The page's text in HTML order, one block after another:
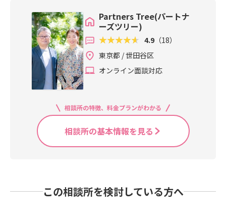
Partners Tree(パートナ
ーズツリー)
4.9 （18）
東京都 / 世田谷区
オンライン面談対応
相談所の特徴、料金プランがわかる
相談所の基本情報を見る
この相談所を検討している方へ